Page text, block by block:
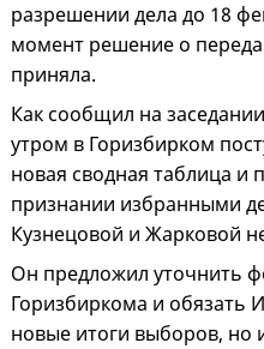
разрешении дела до 18
момент решение о
приняла.
Как сообщил на
утром в Горизбирком
новая сводная таблица и
признании избранными
Кузнецовой и Жарковой
Он предложил уточнить
Горизбиркома и обязать
новые итоги выборов, но